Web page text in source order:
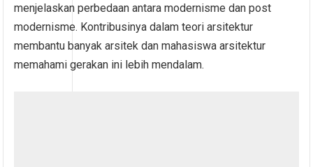
menjelaskan perbedaan antara modernisme dan post
modernisme. Kontribusinya dalam teori arsitektur
membantu banyak arsitek dan mahasiswa arsitektur
memahami gerakan ini lebih mendalam.